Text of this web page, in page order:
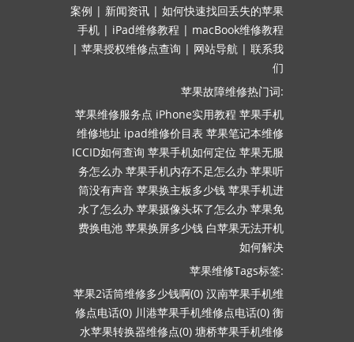
案例 | 新闻资讯 | 如何快速找回丢失的苹果
手机 | iPad维修教程 | macBook维修教程
| 苹果授权维修点查询 | 网站导航 | 联系我
们
苹果故障维修热门词:
苹果维修服务点 iPhone实用教程 苹果手机
维修地址 ipad维修价目表 苹果笔记本维修
ICCID如何查询 苹果手机如何定位 苹果无服
务怎么办 苹果手机内存不足怎么办 苹果听
筒没有声音 苹果换主板多少钱 苹果手机进
水了怎么办 苹果摄像头坏了怎么办 苹果免
费换电池 苹果换屏多少钱 白苹果无法开机
如何解决
苹果维修Tags标签:
苹果2话筒维修多少钱啊(0) 汉南苹果手机维
修点电话(0) 川港苹果手机维修点电话(0) 衡
水苹果转换器维修点(0) 塘桥苹果手机维修